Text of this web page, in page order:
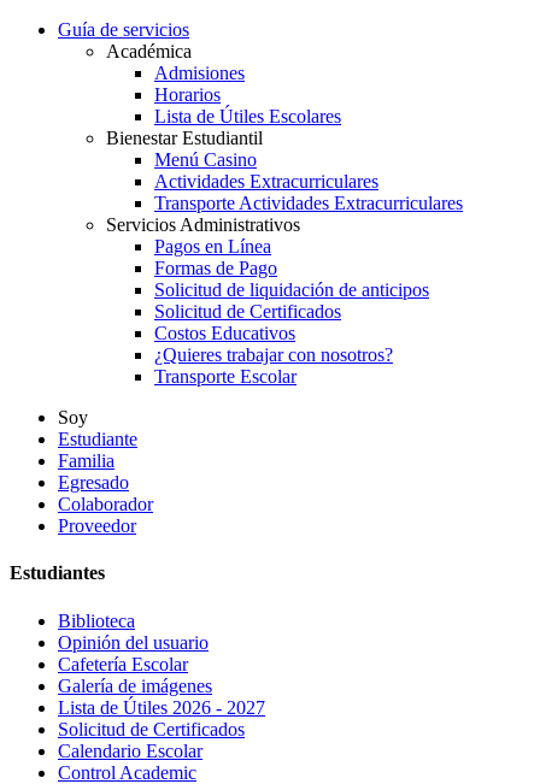
Guía de servicios
Académica
Admisiones
Horarios
Lista de Útiles Escolares
Bienestar Estudiantil
Menú Casino
Actividades Extracurriculares
Transporte Actividades Extracurriculares
Servicios Administrativos
Pagos en Línea
Formas de Pago
Solicitud de liquidación de anticipos
Solicitud de Certificados
Costos Educativos
¿Quieres trabajar con nosotros?
Transporte Escolar
Soy
Estudiante
Familia
Egresado
Colaborador
Proveedor
Estudiantes
Biblioteca
Opinión del usuario
Cafetería Escolar
Galería de imágenes
Lista de Útiles 2026 - 2027
Solicitud de Certificados
Calendario Escolar
Control Academic